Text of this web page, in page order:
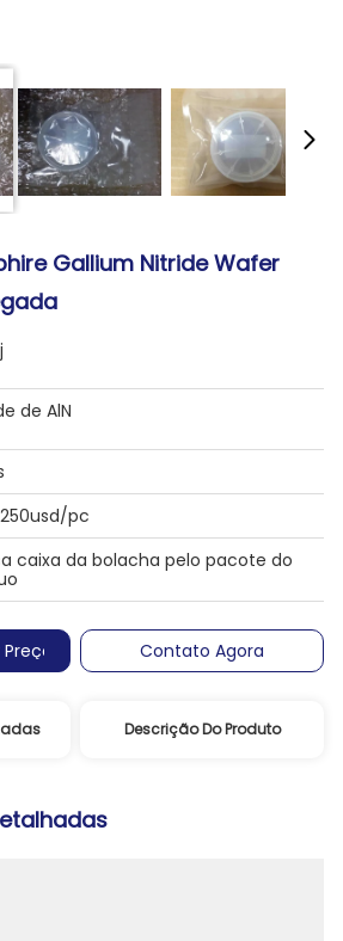
Gallium Nitride Wafer
de AlN
pc
caixa da bolacha pelo pacote do
Contato Agora
Descrição Do Produto